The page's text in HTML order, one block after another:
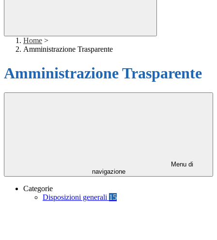
Home >
Amministrazione Trasparente
Amministrazione Trasparente
Menu di
navigazione
Categorie
Disposizioni generali 15